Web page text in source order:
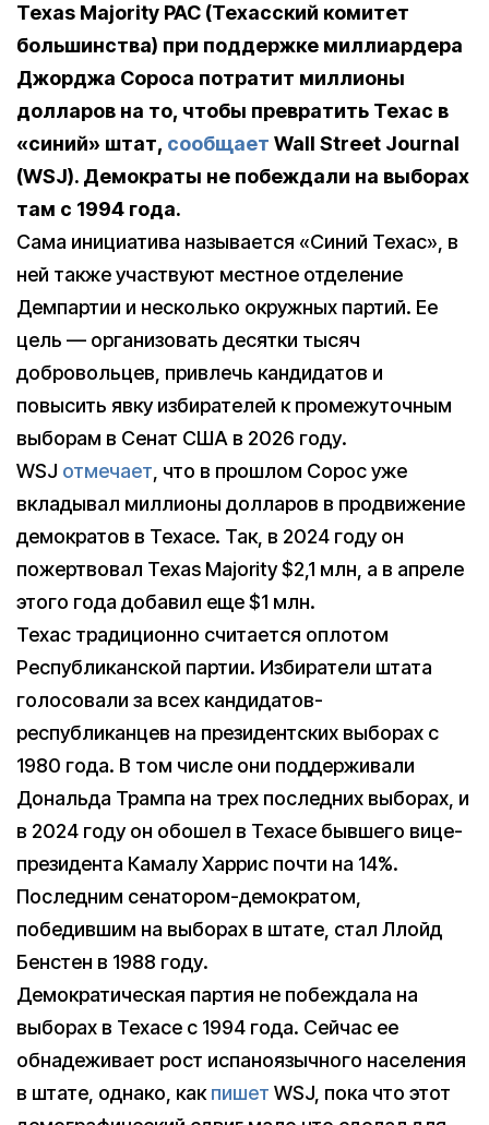
Texas Majority PAC (Техасский комитет
большинства) при поддержке миллиардера
Джорджа Сороса потратит миллионы
долларов на то, чтобы превратить Техас в
«синий» штат, сообщает Wall Street Journal
(WSJ). Демократы не побеждали на выборах
там с 1994 года.
Сама инициатива называется «Синий Техас», в
ней также участвуют местное отделение
Демпартии и несколько окружных партий. Ее
цель — организовать десятки тысяч
добровольцев, привлечь кандидатов и
повысить явку избирателей к промежуточным
выборам в Сенат США в 2026 году.
WSJ отмечает, что в прошлом Сорос уже
вкладывал миллионы долларов в продвижение
демократов в Техасе. Так, в 2024 году он
пожертвовал Texas Majority $2,1 млн, а в апреле
этого года добавил еще $1 млн.
Техас традиционно считается оплотом
Республиканской партии. Избиратели штата
голосовали за всех кандидатов-
республиканцев на президентских выборах с
1980 года. В том числе они поддерживали
Дональда Трампа на трех последних выборах, и
в 2024 году он обошел в Техасе бывшего вице-
президента Камалу Харрис почти на 14%.
Последним сенатором-демократом,
победившим на выборах в штате, стал Ллойд
Бенстен в 1988 году.
Демократическая партия не побеждала на
выборах в Техасе с 1994 года. Сейчас ее
обнадеживает рост испаноязычного населения
в штате, однако, какпишет WSJ, пока что этот